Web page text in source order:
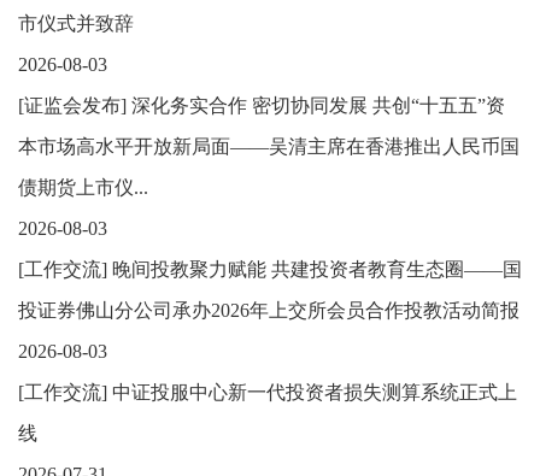
市仪式并致辞
2026-08-03
[证监会发布] 深化务实合作 密切协同发展 共创“十五五”资
本市场高水平开放新局面——吴清主席在香港推出人民币国
债期货上市仪...
2026-08-03
[工作交流] 晚间投教聚力赋能 共建投资者教育生态圈——国
投证券佛山分公司承办2026年上交所会员合作投教活动简报
2026-08-03
[工作交流] 中证投服中心新一代投资者损失测算系统正式上
线